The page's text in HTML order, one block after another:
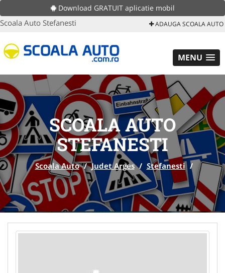
Download GRATUIT aplicatie mobil
Scoala Auto Stefanesti ADAUGA SCOALA AUTO
MENU
SCOALA AUTO
STEFANESTI
Scoala Auto / Judet Arges / Stefanesti /